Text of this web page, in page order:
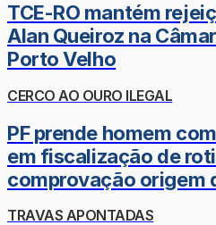
TCE-RO mantém
Alan Queiroz na
Porto Velho
CERCO AO OURO ILEGAL
PF prende homem
em fiscalização de
comprovação origem
TRAVAS APONTADAS